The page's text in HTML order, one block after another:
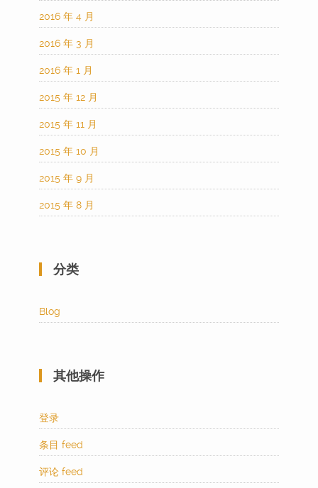
2016 年 4 月
2016 年 3 月
2016 年 1 月
2015 年 12 月
2015 年 11 月
2015 年 10 月
2015 年 9 月
2015 年 8 月
分类
Blog
其他操作
登录
条目 feed
评论 feed